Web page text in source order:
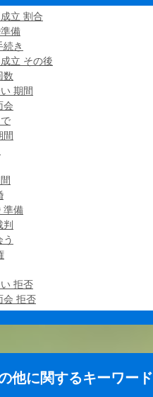
立 割合
備
き
立 その後
数
期間
会
間
準備
拒否
会 拒否
他に関するキーワード